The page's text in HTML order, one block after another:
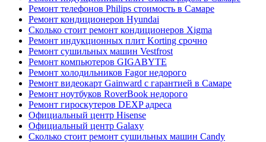
Ремонт телефонов Philips стоимость в Самаре
Ремонт кондиционеров Hyundai
Сколько стоит ремонт кондиционеров Xigma
Ремонт индукционных плит Korting срочно
Ремонт сушильных машин Vestfrost
Ремонт компьютеров GIGABYTE
Ремонт холодильников Fagor недорого
Ремонт видеокарт Gainward с гарантией в Самаре
Ремонт ноутбуков RoverBook недорого
Ремонт гироскутеров DEXP адреса
Официальный центр Hisense
Официальный центр Galaxy
Сколько стоит ремонт сушильных машин Candy